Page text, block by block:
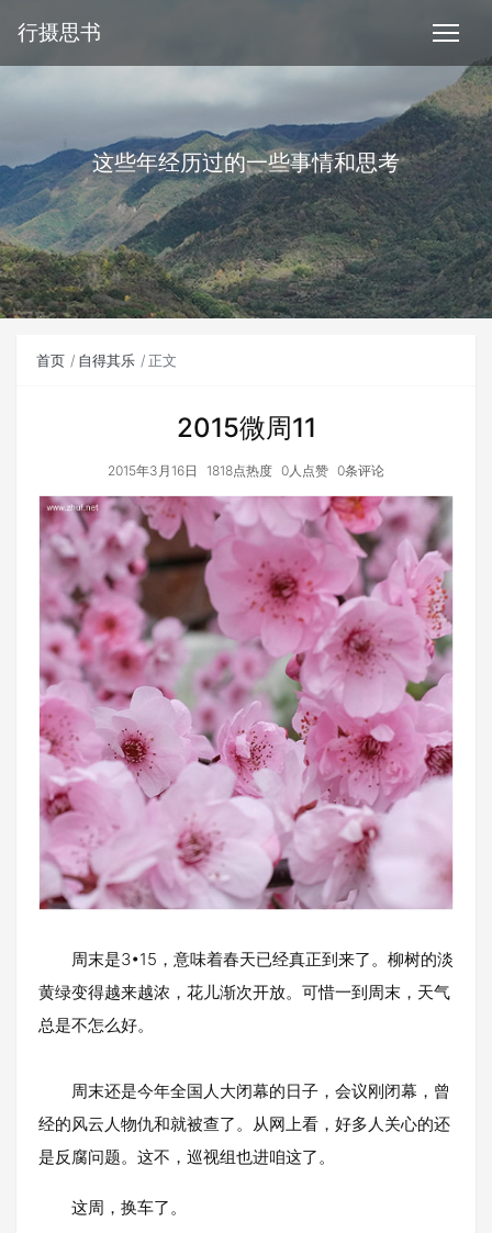
行摄思书
这些年经历过的一些事情和思考
首页 自得其乐 正文
2015微周11
2015年3月16日 1818点热度 0人点赞 0条评论
周末是3•15，意味着春天已经真正到来了。柳树的淡
黄绿变得越来越浓，花儿渐次开放。可惜一到周末，天气
总是不怎么好。
周末还是今年全国人大闭幕的日子，会议刚闭幕，曾
经的风云人物仇和就被查了。从网上看，好多人关心的还
是反腐问题。这不，巡视组也进咱这了。
这周，换车了。